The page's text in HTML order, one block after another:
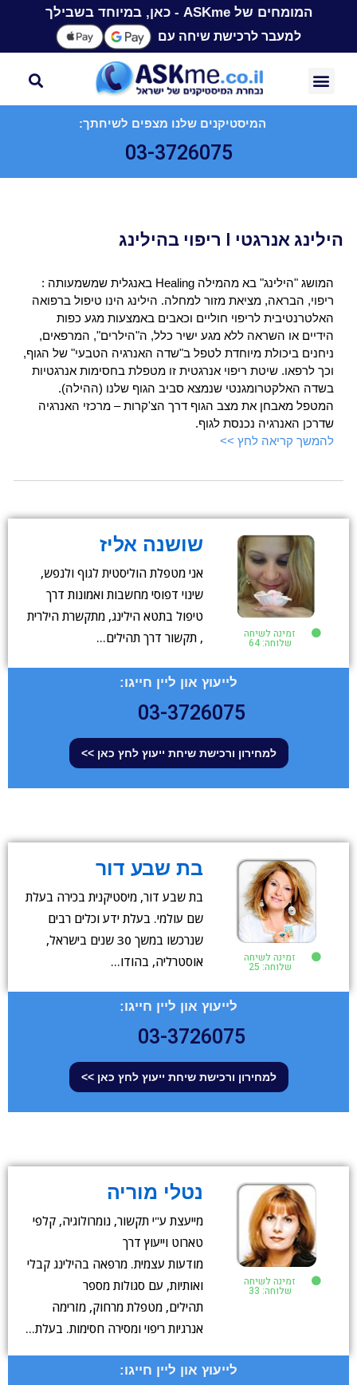
המומחים של ASKme - כאן, במיוחד בשבילך
למעבר לרכישת שיחה עם
המיסטיקנים שלנו מצפים לשיחתך:
03-3726075
הילינג אנרגטי I ריפוי בהילינג
המושג "הילינג" בא מהמילה Healing באנגלית שמשמעותה :
ריפוי, הבראה, מציאת מזור למחלה. הילינג הינו טיפול ברפואה
האלטרנטיבית לריפוי חוליים וכאבים באמצעות מגע כפות
הידיים או השראה ללא מגע ישיר כלל, ה"הילרים", המרפאים,
ניחנים ביכולת מיוחדת לטפל ב"שדה האנרגיה הטבעי" של הגוף,
וכך לרפאו. שיטת ריפוי אנרגטית זו מטפלת בחסימות אנרגטיות
בשדה האלקטרומגנטי שנמצא סביב הגוף שלנו (ההילה).
המטפל מאבחן את מצב הגוף דרך הצ'קרות – מרכזי האנרגיה
שדרכן האנרגיה נכנסת לגוף.
להמשך קריאה לחץ >>
זמינה לשיחה
שלוחה: 64
שושנה אליז
אני מטפלת הוליסטית לגוף ולנפש,
שינוי דפוסי מחשבות ואמונות דרך
טיפול בתטא הילינג, מתקשרת הילרית
, תקשור דרך תהילים…
לייעוץ און ליין חייגו:
03-3726075
למחירון ורכישת שיחת ייעוץ לחץ כאן >>
זמינה לשיחה
שלוחה: 25
בת שבע דור
בת שבע דור, מיסטיקנית בכירה בעלת
שם עולמי. בעלת ידע וכלים רבים
שנרכשו במשך 30 שנים בישראל,
אוסטרליה, בהודו…
לייעוץ און ליין חייגו:
03-3726075
למחירון ורכישת שיחת ייעוץ לחץ כאן >>
זמינה לשיחה
שלוחה: 33
נטלי מוריה
מייעצת ע"י תקשור, נומרולוגיה, קלפי
טארוט וייעוץ דרך
מודעות עצמית. מרפאה בהילינג קבלי
ואותיות, עם סגולות מספר
תהילים, מטפלת מרחוק, מזרימה
אנרגיות ריפוי ומסירה חסימות. בעלת…
לייעוץ און ליין חייגו: